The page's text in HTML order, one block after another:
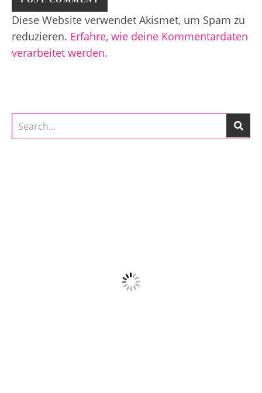
Diese Website verwendet Akismet, um Spam zu
reduzieren. Erfahre, wie deine Kommentardaten
verarbeitet werden.